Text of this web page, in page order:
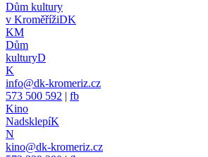
Dům kultury
v KroměřížiDK
KM
Dům
kulturyD
K
info@dk-kromeriz.cz
573 500 592 | fb
Kino
NadsklepíK
N
kino@dk-kromeriz.cz